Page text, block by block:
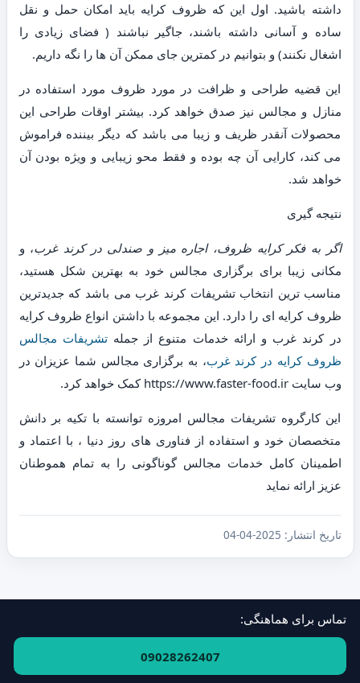
داشته باشید. اول این که ظروف کرایه باید امکان حمل و نقل
ساده و آسانی داشته باشند، جاگیر نباشند ( فضای زیادی را
اشغال نکنند) و بتوانیم در کمترین جای ممکن آن ها را نگه داریم.
این قضیه طراحی و ظرافت در مورد ظروف مورد استفاده در
منازل و مجالس نیز صدق خواهد کرد. بیشتر اوقات طراحی این
محصولات آنقدر ظریف و زیبا می باشد که دیگر بیننده فراموش
می کند، کارایی آن چه بوده و فقط محو زیبایی و ویژه بودن آن
خواهد شد.
نتیجه گیری
اگر به فکر کرایه ظروف، اجاره میز و صندلی در کرند غرب، و
مکانی زیبا برای برگزاری مجالس خود به بهترین شکل هستید،
مناسب ترین انتخاب تشریفات کرند غرب می باشد که جدیدترین
ظروف کرایه ای را دارد. این مجموعه با داشتن انواع ظروف کرایه
در کرند غرب و ارائه خدمات متنوع از جملهتشریفات مجالس
ظروف کرایه در کرند غرب، به برگزاری مجالس شما عزیزان در
وب سایت https://www.faster-food.ir کمک خواهد کرد.
این کارگروه تشریفات مجالس امروزه توانسته با تکیه بر دانش
متخصصان خود و استفاده از فناوری های روز دنیا ، با اعتماد و
اطمینان کامل خدمات مجالس گوناگونی را به تمام هموطنان
عزیز ارائه نماید
تاریخ انتشار: 2025-04-04
تماس برای هماهنگی:
09028262407
·ارتباط با ما